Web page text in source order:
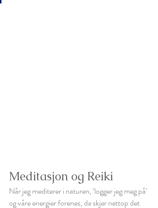
Meditasjon og Reiki
Når jeg mediterer i naturen, ‘logger jeg meg på’
og våre energier forenes, da skjer nettop det